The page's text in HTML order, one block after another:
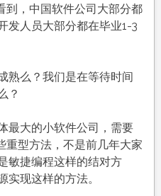
到，中国软件公司大部分都
发人员大部分都在毕业1-3
熟么？我们是在等待时间
？
最大的小软件公司，需要
型方法，不是前几年大家
敏捷编程这样的结对方
实现这样的方法。